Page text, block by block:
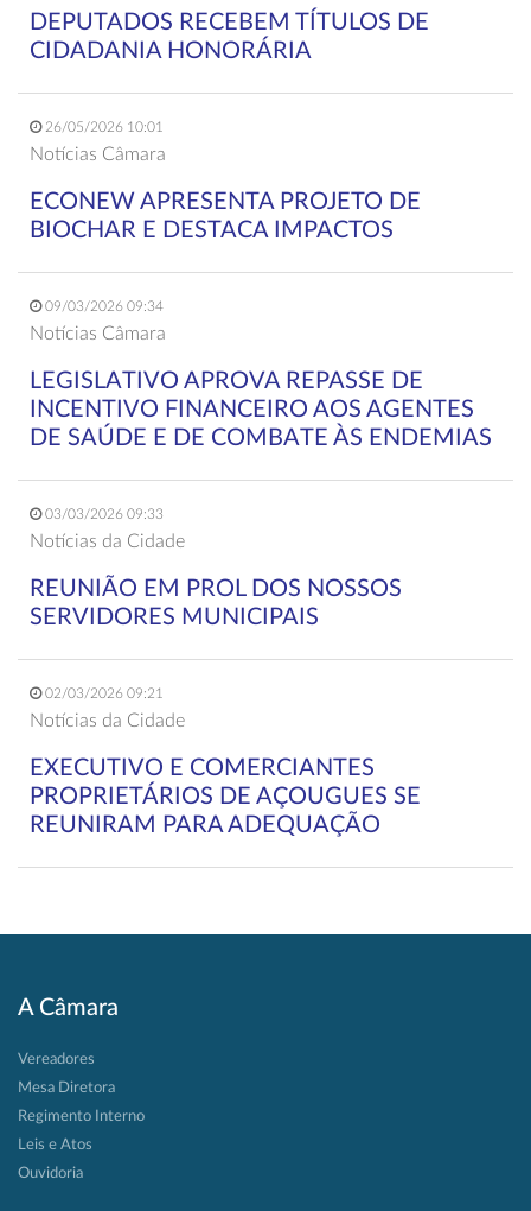
DEPUTADOS RECEBEM TÍTULOS DE
CIDADANIA HONORÁRIA
26/05/2026 10:01
Notícias Câmara
ECONEW APRESENTA PROJETO DE
BIOCHAR E DESTACA IMPACTOS
09/03/2026 09:34
Notícias Câmara
LEGISLATIVO APROVA REPASSE DE
INCENTIVO FINANCEIRO AOS AGENTES
DE SAÚDE E DE COMBATE ÀS ENDEMIAS
03/03/2026 09:33
Notícias da Cidade
REUNIÃO EM PROL DOS NOSSOS
SERVIDORES MUNICIPAIS
02/03/2026 09:21
Notícias da Cidade
EXECUTIVO E COMERCIANTES
PROPRIETÁRIOS DE AÇOUGUES SE
REUNIRAM PARA ADEQUAÇÃO
A Câmara
Vereadores
Mesa Diretora
Regimento Interno
Leis e Atos
Ouvidoria